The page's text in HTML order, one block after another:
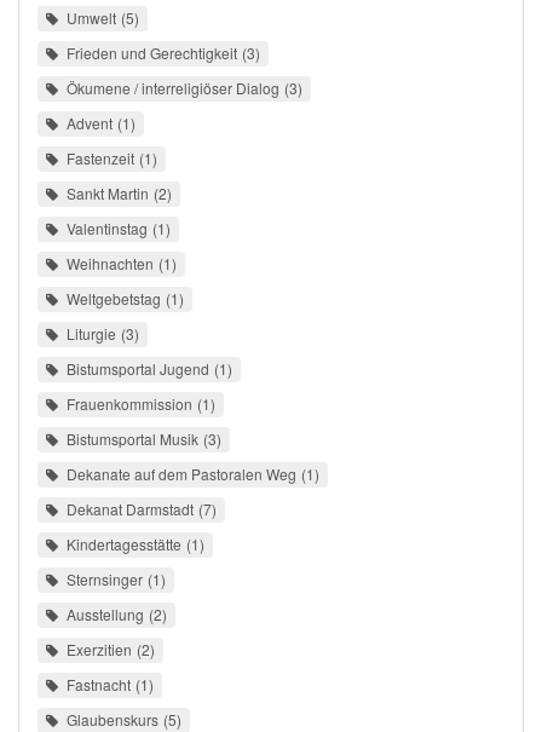
Umwelt 5
Frieden und Gerechtigkeit 3
Ökumene / interreligiöser Dialog 3
Advent 1
Fastenzeit 1
Sankt Martin 2
Valentinstag 1
Weihnachten 1
Weltgebetstag 1
Liturgie 3
Bistumsportal Jugend 1
Frauenkommission 1
Bistumsportal Musik 3
Dekanate auf dem Pastoralen Weg 1
Dekanat Darmstadt 7
Kindertagesstätte 1
Sternsinger 1
Ausstellung 2
Exerzitien 2
Fastnacht 1
Glaubenskurs 5